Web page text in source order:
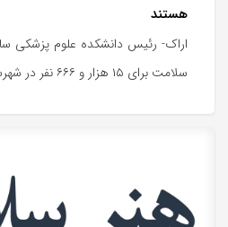
هستند
اراک- رئیس دانشکده علوم پزشکی
سلامت برای ۱۵ هزار و ۶۶۶ نفر در شهرستان زرندیه خبر داد.